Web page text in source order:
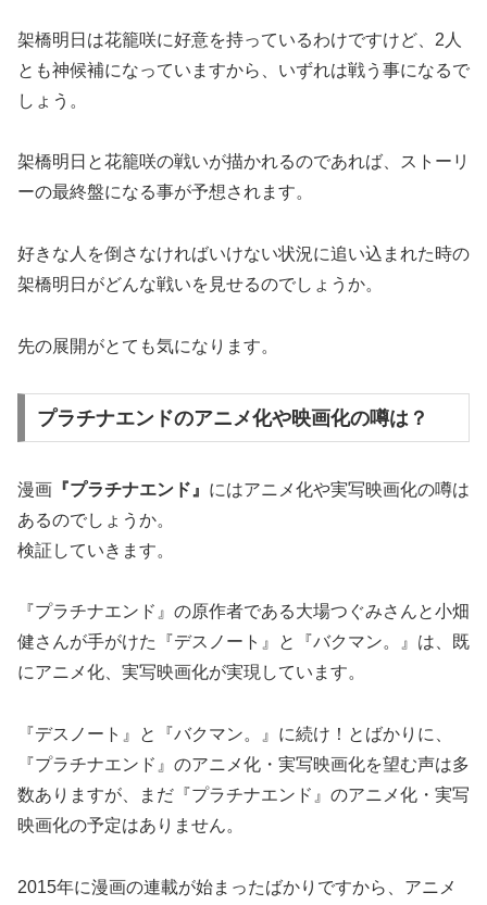
架橋明日は花籠咲に好意を持っているわけですけど、2人
とも神候補になっていますから、いずれは戦う事になるで
しょう。
架橋明日と花籠咲の戦いが描かれるのであれば、ストーリ
ーの最終盤になる事が予想されます。
好きな人を倒さなければいけない状況に追い込まれた時の
架橋明日がどんな戦いを見せるのでしょうか。
先の展開がとても気になります。
プラチナエンドのアニメ化や映画化の噂は？
漫画 『プラチナエンド』 にはアニメ化や実写映画化の噂は
あるのでしょうか。
検証していきます。
『プラチナエンド』の原作者である大場つぐみさんと小畑
健さんが手がけた『デスノート』と『バクマン。』は、既
にアニメ化、実写映画化が実現しています。
『デスノート』と『バクマン。』に続け！とばかりに、
『プラチナエンド』のアニメ化・実写映画化を望む声は多
数ありますが、まだ『プラチナエンド』のアニメ化・実写
映画化の予定はありません。
2015年に漫画の連載が始まったばかりですから、アニメ